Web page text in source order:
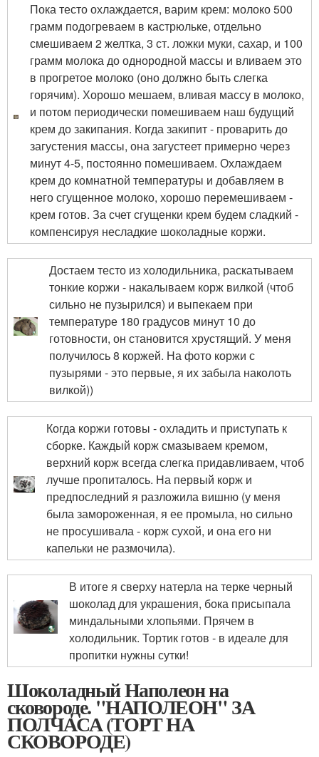
Пока тесто охлаждается, варим крем: молоко 500
грамм подогреваем в кастрюльке, отдельно
смешиваем 2 желтка, 3 ст. ложки муки, сахар, и 100
грамм молока до однородной массы и вливаем это
в прогретое молоко (оно должно быть слегка
горячим). Хорошо мешаем, вливая массу в молоко,
и потом периодически помешиваем наш будущий
крем до закипания. Когда закипит - проварить до
загустения массы, она загустеет примерно через
минут 4-5, постоянно помешиваем. Охлаждаем
крем до комнатной температуры и добавляем в
него сгущенное молоко, хорошо перемешиваем -
крем готов. За счет сгущенки крем будем сладкий -
компенсируя несладкие шоколадные коржи.
Достаем тесто из холодильника, раскатываем
тонкие коржи - накалываем корж вилкой (чтоб
сильно не пузырился) и выпекаем при
температуре 180 градусов минут 10 до
готовности, он становится хрустящий. У меня
получилось 8 коржей. На фото коржи с
пузырями - это первые, я их забыла наколоть
вилкой))
Когда коржи готовы - охладить и приступать к
сборке. Каждый корж смазываем кремом,
верхний корж всегда слегка придавливаем, чтоб
лучше пропиталось. На первый корж и
предпоследний я разложила вишню (у меня
была замороженная, я ее промыла, но сильно
не просушивала - корж сухой, и она его ни
капельки не размочила).
В итоге я сверху натерла на терке черный
шоколад для украшения, бока присыпала
миндальными хлопьями. Прячем в
холодильник. Тортик готов - в идеале для
пропитки нужны сутки!
Шоколадный Наполеон на
сковороде. "НАПОЛЕОН" ЗА
ПОЛЧАСА (ТОРТ НА
СКОВОРОДЕ)